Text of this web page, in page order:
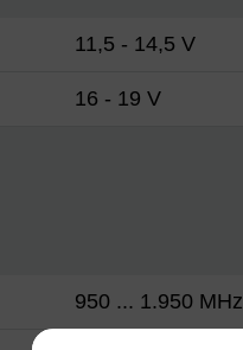
11,5 - 14,5 V
16 - 19 V
950 ... 1.950 MHz